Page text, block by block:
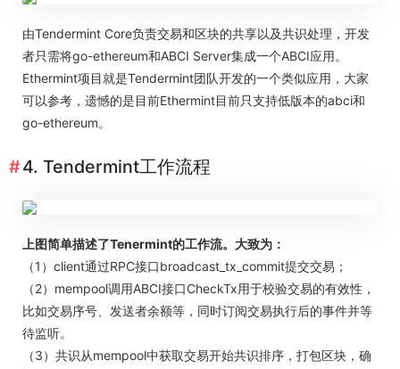
由Tendermint Core负责交易和区块的共享以及共识处理，开发
者只需将go-ethereum和ABCI Server集成一个ABCI应用。
Ethermint项目就是Tendermint团队开发的一个类似应用，大家
可以参考，遗憾的是目前Ethermint目前只支持低版本的abci和
go-ethereum。
4. Tendermint工作流程
上图简单描述了Tenermint的工作流。大致为：
（1）client通过RPC接口broadcast_tx_commit提交交易；
（2）mempool调用ABCI接口CheckTx用于校验交易的有效性，
比如交易序号、发送者余额等，同时订阅交易执行后的事件并等
待监听。
（3）共识从mempool中获取交易开始共识排序，打包区块，确